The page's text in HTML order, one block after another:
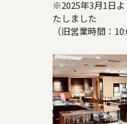
※2025年3月1日
たしました
（旧営業時間：